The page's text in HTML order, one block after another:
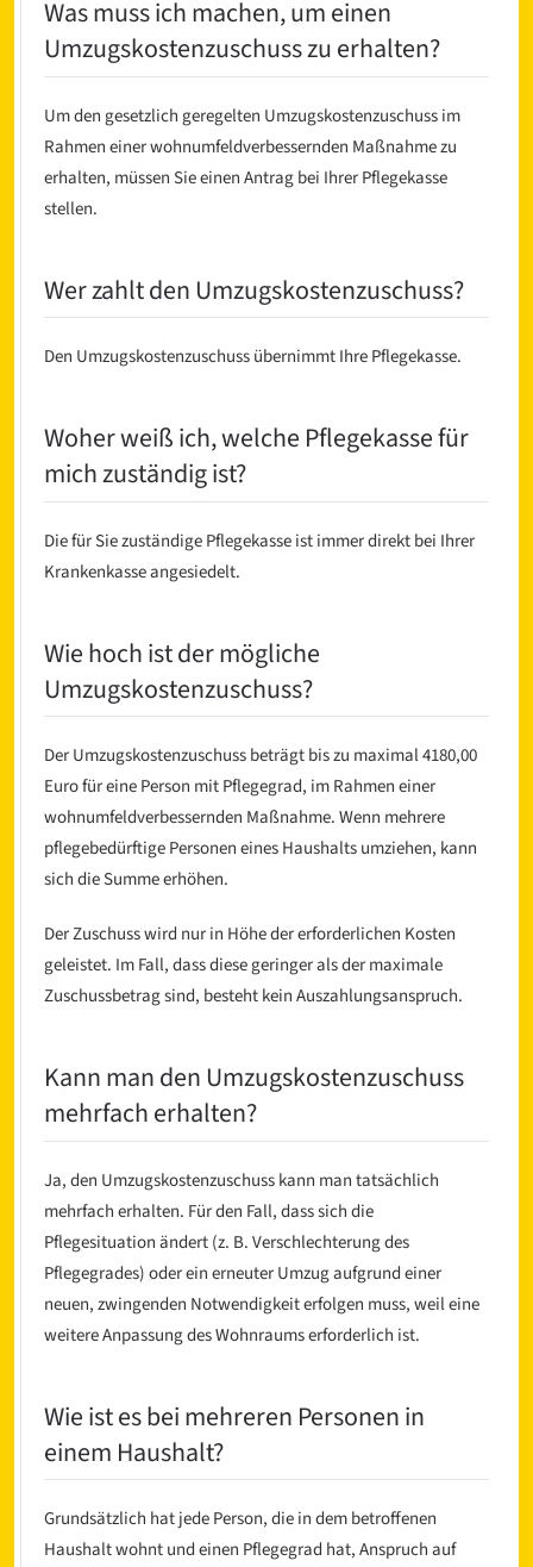
Was muss ich machen, um einen
Umzugskostenzuschuss zu erhalten?
Um den gesetzlich geregelten Umzugskostenzuschuss im
Rahmen einer wohnumfeldverbessernden Maßnahme zu
erhalten, müssen Sie einen Antrag bei Ihrer Pflegekasse
stellen.
Wer zahlt den Umzugskostenzuschuss?
Den Umzugskostenzuschuss übernimmt Ihre Pflegekasse.
Woher weiß ich, welche Pflegekasse für
mich zuständig ist?
Die für Sie zuständige Pflegekasse ist immer direkt bei Ihrer
Krankenkasse angesiedelt.
Wie hoch ist der mögliche
Umzugskostenzuschuss?
Der Umzugskostenzuschuss beträgt bis zu maximal 4180,00
Euro für eine Person mit Pflegegrad, im Rahmen einer
wohnumfeldverbessernden Maßnahme. Wenn mehrere
pflegebedürftige Personen eines Haushalts umziehen, kann
sich die Summe erhöhen.
Der Zuschuss wird nur in Höhe der erforderlichen Kosten
geleistet. Im Fall, dass diese geringer als der maximale
Zuschussbetrag sind, besteht kein Auszahlungsanspruch.
Kann man den Umzugskostenzuschuss
mehrfach erhalten?
Ja, den Umzugskostenzuschuss kann man tatsächlich
mehrfach erhalten. Für den Fall, dass sich die
Pflegesituation ändert (z. B. Verschlechterung des
Pflegegrades) oder ein erneuter Umzug aufgrund einer
neuen, zwingenden Notwendigkeit erfolgen muss, weil eine
weitere Anpassung des Wohnraums erforderlich ist.
Wie ist es bei mehreren Personen in
einem Haushalt?
Grundsätzlich hat jede Person, die in dem betroffenen
Haushalt wohnt und einen Pflegegrad hat, Anspruch auf